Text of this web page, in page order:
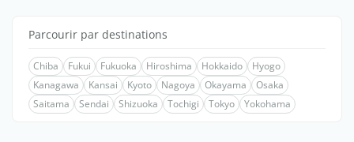
Parcourir par destinations
Chiba Fukui Fukuoka Hiroshima Hokkaido
Hyogo
Kanagawa
Kansai Kyoto Nagoya Okayama
Osaka
Saitama
Sendai Shizuoka Tochigi Tokyo Yokohama